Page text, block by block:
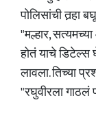
पोलिसांची तर्‍हा
"मल्हार,
होतं याचे डिटेल्स
लावला. तिच्या
"रघुवीरला गाठलं